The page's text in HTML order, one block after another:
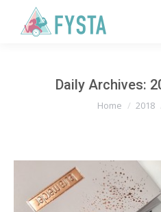
Daily Archives:
You are here:
Home 2018